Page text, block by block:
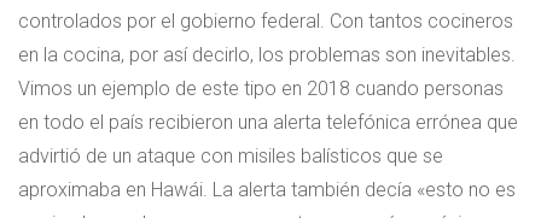
controlados por el gobierno federal. Con tantos cocineros
en la cocina, por así decirlo, los problemas son inevitables.
Vimos un ejemplo de este tipo en 2018 cuando personas
en todo el país recibieron una alerta telefónica errónea que
advirtió de un ataque con misiles balísticos que se
aproximaba en Hawái. La alerta también decía «esto no es